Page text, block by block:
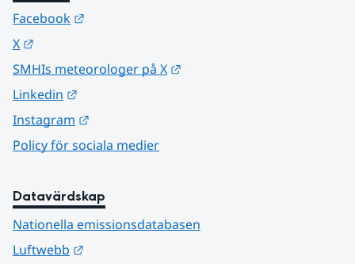
Facebook
X
SMHIs meteorologer på X
Linkedin
Instagram
Policy för sociala medier
Datavärdskap
Nationella emissionsdatabasen
Luftwebb